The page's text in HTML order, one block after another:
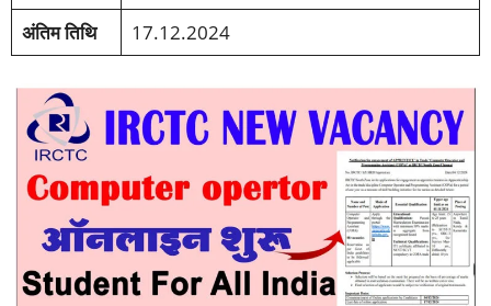
अंतिम तिथि 17.12.2024